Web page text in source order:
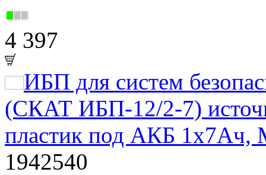
4 397
ИБП для систем
(СКАТ ИБП-12/2-7)
пластик под АКБ
1942540